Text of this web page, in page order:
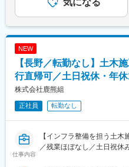
生産管理（納期調整、見積
せいたします。上記生産Gr
産計画立案にも挑戦できま
半導体製造装置という成長
■製品について：
半導体製造装置向けの高精
ータ、シャワーヘッド等の
これらの製品は、半導体製
精密制御／高いクリーン度
に用いられており、同社の
かした付加価値の高い製品
含めた表記です。
NEW
【長野／転勤なし】土木
行直帰可／土日祝休・年休
株式会社鹿熊組
正社員 転勤なし
仕事内容
【インフラ整備を担う土
／残業ほぼなし／土日祝休